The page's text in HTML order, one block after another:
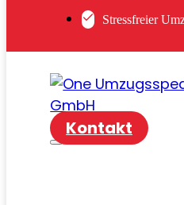
Stressfreier
Kontakt